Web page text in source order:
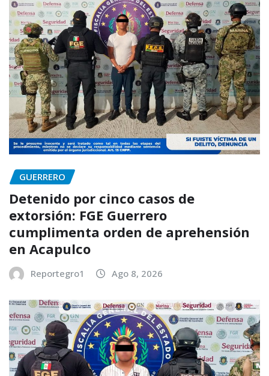
GUERRERO
Detenido por cinco casos de
extorsión: FGE Guerrero
cumplimenta orden de aprehensión
en Acapulco
Reportegro1 Ago 8, 2026